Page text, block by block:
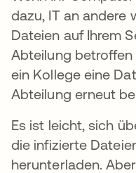
dazu, IT an andere
Dateien auf Ihrem
Abteilung betroffen
ein Kollege eine
Abteilung erneut
Es ist leicht, sich
die infizierte
herunterladen.